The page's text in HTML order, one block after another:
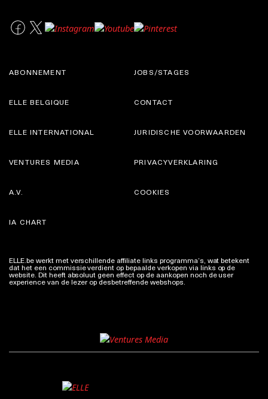
ABONNEMENT
ELLE BELGIQUE
JOBS/STAGES
CONTACT
ELLE INTERNATIONAL
VENTURES MEDIA
JURIDISCHE VOORWAARDEN
PRIVACYVERKLARING
A.V.
IA CHART
COOKIES
ELLE.be werkt met verschillende affiliate links programma’s, wat betekent
dat het een commissie verdient op bepaalde verkopen via links op de
website. Dit heeft absoluut geen effect op de aankopen noch de user
experience van de lezer op desbetreffende webshops.